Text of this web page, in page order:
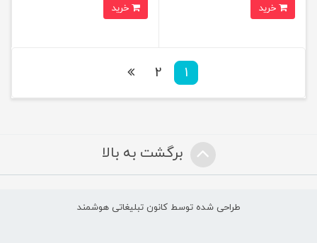
1
2
برگشت به بالا
طراحی شده توسط کانون تبلیغاتی هوشمند